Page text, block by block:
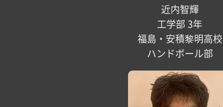
近内智輝
工学部 3年
福島・安積黎明高校
ハンドボール部